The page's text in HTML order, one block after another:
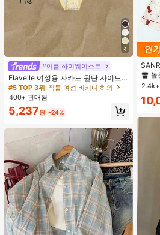
4
#여름 하이웨이스트
Elavelle 여성용 자카드 원단 사이드
타이 비키니 하의, 봄/여름
#5 TOP 3위 직물 여성 비키니 하의
400+ 판매됨
5,237원 -24%
성 프
및 보
웨어,
#1
높
#1
높
#1
높
#1
높